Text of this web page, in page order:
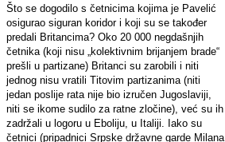
Što se dogodilo s četnicima kojima je Pavelić
osigurao siguran koridor i koji su se također
predali Britancima? Oko 20 000 negdašnjih
četnika (koji nisu „kolektivnim brijanjem brade“
prešli u partizane) Britanci su zarobili i niti
jednog nisu vratili Titovim partizanima (niti
jedan poslije rata nije bio izručen Jugoslaviji,
niti se ikome sudilo za ratne zločine), već su ih
zadržali u logoru u Eboliju, u Italiji. Iako su
četnici (pripadnici Srpske državne garde Milana